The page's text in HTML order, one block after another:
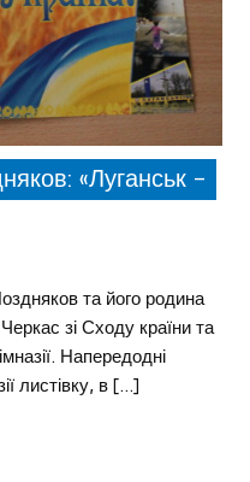
«Луганськ –
та його родина
зі Сходу країни та
Напередодні
листівку, в […]